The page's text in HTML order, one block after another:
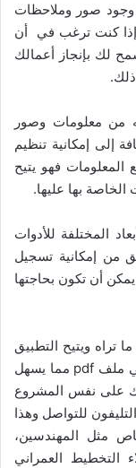
وجود صور وملاحظات
كنت ترغب في أن
لك بإنجاز أعمالك
من معلومات وصور
إلى إمكانية تنظيم
المعلومات فهو يتيح
بها عليها.
المختلفة للأدوات
من إمكانية تسجيل
أن تكون بحاجتها
تراه ويتيح التطبيق
إمكانية تجميع الملف الخاص بمشروع معين في ملف pdf مما يسهل
على نفس المشروع
للتواصل وهذا
مثل المهندسين،
التخطيط العمراني